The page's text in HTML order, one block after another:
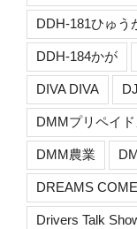
DDH-181ひゅう
DDH-184かが
DIVA DIVA
DMMプリペイ
DMM農業
DREAMS
Drivers Talk